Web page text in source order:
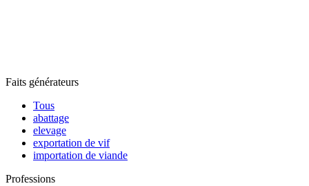
Faits générateurs
Tous
abattage
elevage
exportation de vif
importation de viande
Professions